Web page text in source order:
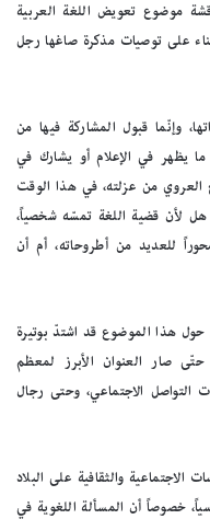
موضوع تعويض اللغة العربية
على توصيات مذكرة صاغها رجل
وإنّما قبول المشاركة فيها من
يظهر في الإعلام أو يشارك في
العروي من عزلته، في هذا الوقت
لأن قضية اللغة تمسّه شخصياً،
للعديد من أطروحاته، أم أن
حول هذا الموضوع قد اشتدّ بوتيرة
صار العنوان الأبرز لمعظم
الاجتماعي، وحتى رجال
والثقافية على البلاد
خصوصاً أن المسألة اللغوية في